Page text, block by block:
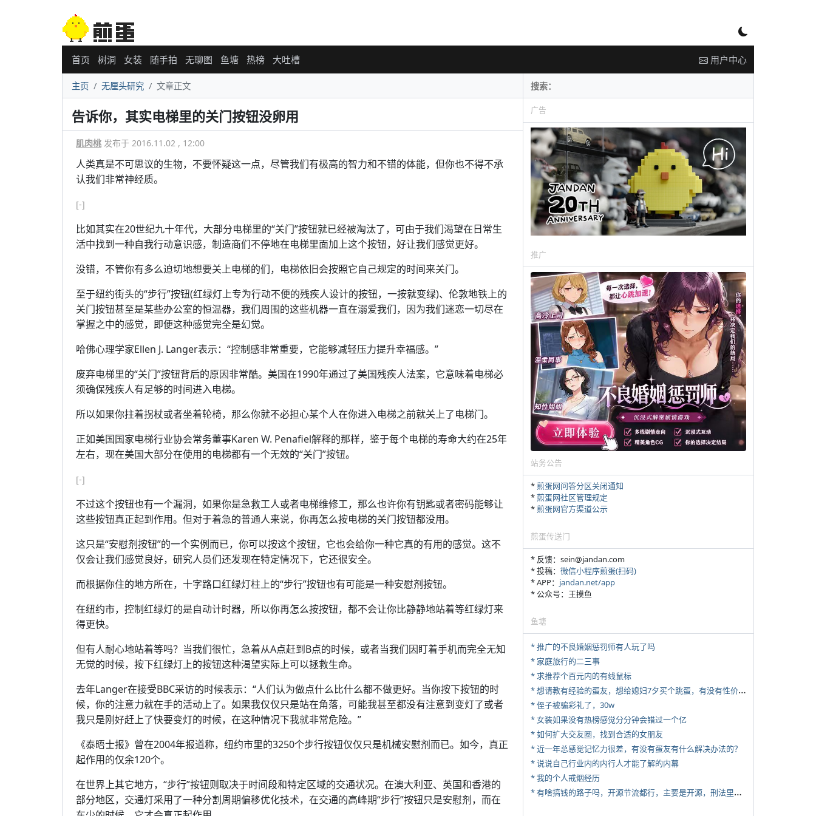
首页 树洞 女装 随手拍 无聊图 鱼塘 热榜 大吐槽 用户中心
主页 无厘头研究 文章正文
告诉你，其实电梯里的关门按钮没卵用
肌肉桃 发布于 2016.11.02 , 12:00
人类真是不可思议的生物，不要怀疑这一点，尽管我们有极高的智力和不错的体能，但你也不得不承
认我们非常神经质。
[-]
比如其实在20世纪九十年代，大部分电梯里的“关门”按钮就已经被淘汰了，可由于我们渴望在日常生
活中找到一种自我行动意识感，制造商们不停地在电梯里面加上这个按钮，好让我们感觉更好。
没错，不管你有多么迫切地想要关上电梯的们，电梯依旧会按照它自己规定的时间来关门。
至于纽约街头的“步行”按钮(红绿灯上专为行动不便的残疾人设计的按钮，一按就变绿)、伦敦地铁上的
关门按钮甚至是某些办公室的恒温器，我们周围的这些机器一直在溺爱我们，因为我们迷恋一切尽在
掌握之中的感觉，即便这种感觉完全是幻觉。
哈佛心理学家Ellen J. Langer表示：“控制感非常重要，它能够减轻压力提升幸福感。”
废弃电梯里的“关门”按钮背后的原因非常酷。美国在1990年通过了美国残疾人法案，它意味着电梯必
须确保残疾人有足够的时间进入电梯。
所以如果你拄着拐杖或者坐着轮椅，那么你就不必担心某个人在你进入电梯之前就关上了电梯门。
正如美国国家电梯行业协会常务董事Karen W. Penafiel解释的那样，鉴于每个电梯的寿命大约在25年
左右，现在美国大部分在使用的电梯都有一个无效的“关门”按钮。
[-]
不过这个按钮也有一个漏洞，如果你是急救工人或者电梯维修工，那么也许你有钥匙或者密码能够让
这些按钮真正起到作用。但对于着急的普通人来说，你再怎么按电梯的关门按钮都没用。
这只是“安慰剂按钮”的一个实例而已，你可以按这个按钮，它也会给你一种它真的有用的感觉。这不
仅会让我们感觉良好，研究人员们还发现在特定情况下，它还很安全。
而根据你住的地方所在，十字路口红绿灯柱上的“步行”按钮也有可能是一种安慰剂按钮。
在纽约市，控制红绿灯的是自动计时器，所以你再怎么按按钮，都不会让你比静静地站着等红绿灯来
得更快。
但有人耐心地站着等吗？当我们很忙，急着从A点赶到B点的时候，或者当我们因盯着手机而完全无知
无觉的时候，按下红绿灯上的按钮这种渴望实际上可以拯救生命。
去年Langer在接受BBC采访的时候表示：“人们认为做点什么比什么都不做更好。当你按下按钮的时
候，你的注意力就在手的活动上了。如果我仅仅只是站在角落，可能我甚至都没有注意到变灯了或者
我只是刚好赶上了快要变灯的时候，在这种情况下我就非常危险。”
《泰晤士报》曾在2004年报道称，纽约市里的3250个步行按钮仅仅只是机械安慰剂而已。如今，真正
起作用的仅余120个。
在世界上其它地方，“步行”按钮则取决于时间段和特定区域的交通状况。在澳大利亚、英国和香港的
部分地区，交通灯采用了一种分割周期偏移优化技术，在交通的高峰期“步行”按钮只是安慰剂，而在
广告
推广
站务公告
*煎蛋网问答分区关闭通知
*煎蛋网社区管理规定
*煎蛋网官方渠道公示
煎蛋传送门
* 反馈：sein@jandan.com
* 投稿： 微信小程序煎蛋(扫码)
* APP： jandan.net/app
* 公众号：王摸鱼
鱼塘
* 推广的不良婚姻惩罚师有人玩了吗
* 家庭旅行的二三事
* 求推荐个百元内的有线鼠标
*
想请教有经验的蛋友，想给媳妇7夕买个跳蛋，有没有性价比高的推荐
* 侄子被骗彩礼了，30w
* 女装如果没有热榜感觉分分钟会错过一个亿
* 如何扩大交友圈，找到合适的女朋友
* 近一年总感觉记忆力很差，有没有蛋友有什么解决办法的？
* 说说自己行业内的内行人才能了解的内幕
* 我的个人戒烟经历
*
有啥搞钱的路子吗，开源节流都行，主要是开源，刑法里的咱不做